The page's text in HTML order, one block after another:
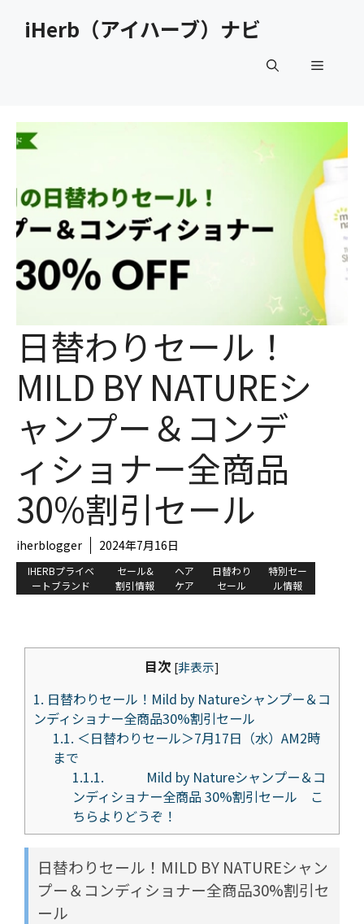
iHerb（アイハーブ）ナビ
メ
ュ
ー
日替わりセール！
MILD BY NATUREシ
ャンプー＆コンデ
ィショナー全商品
30%割引セール
iherblogger 2024年7月16日
IHERBプライベ
ートブランド
セール&
割引情報
ヘア
ケア
日替わり
セール
特別セー
ル情報
目次 [非表示]
1. 日替わりセール！Mild by Natureシャンプー＆コ
ンディショナー全商品30%割引セール
1.1. ＜日替わりセール＞7月17日（水）AM2時
まで
1.1.1. Mild by Natureシャンプー＆コ
ンディショナー全商品 30%割引セール こ
ちらよりどうぞ！
日替わりセール！MILD BY NATUREシャン
プー＆コンディショナー全商品30%割引セ
ール